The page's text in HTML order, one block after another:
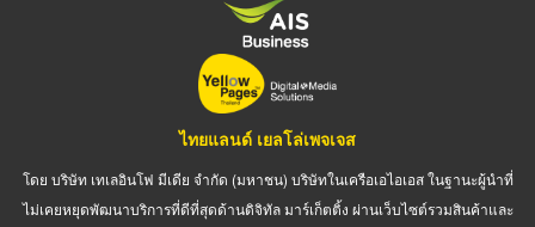
ไทยแลนด์ เยลโล่เพจเจส
โดย บริษัท เทเลอินโฟ มีเดีย จำกัด (มหาชน) บริษัทในเครือเอไอเอส ในฐานะผู้นำที่
ไม่เคยหยุดพัฒนาบริการที่ดีที่สุดด้านดิจิทัล มาร์เก็ตติ้ง ผ่านเว็บไซต์รวมสินค้าและ